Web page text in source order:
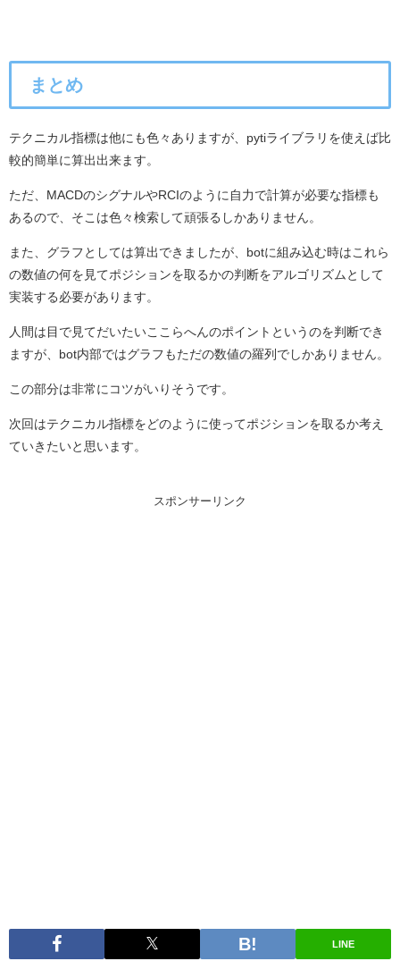
まとめ
テクニカル指標は他にも色々ありますが、pytiライブラリを使えば比
較的簡単に算出出来ます。
ただ、MACDのシグナルやRCIのように自力で計算が必要な指標も
あるので、そこは色々検索して頑張るしかありません。
また、グラフとしては算出できましたが、botに組み込む時はこれら
の数値の何を見てポジションを取るかの判断をアルゴリズムとして
実装する必要があります。
人間は目で見てだいたいここらへんのポイントというのを判断でき
ますが、bot内部ではグラフもただの数値の羅列でしかありません。
この部分は非常にコツがいりそうです。
次回はテクニカル指標をどのように使ってポジションを取るか考え
ていきたいと思います。
スポンサーリンク
LINE